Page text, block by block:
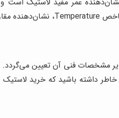
مشخصات فنی آن تعیین
داشته باشید که خرید